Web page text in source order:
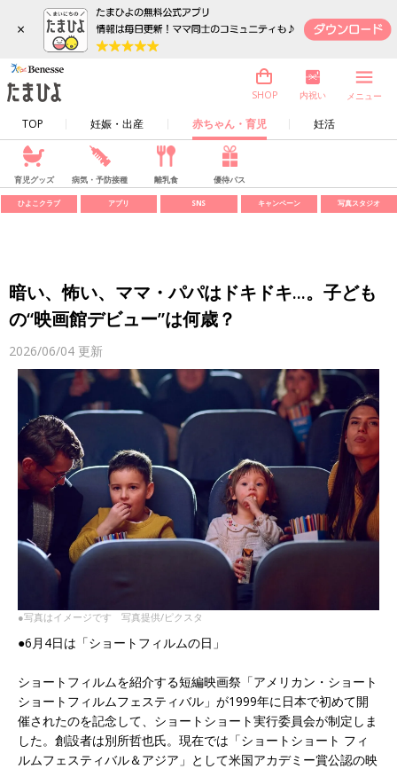
×
TOP 妊娠・出産 赤ちゃん・育児 妊活
SHOP 内祝い メニュー
育児グッズ 病気・予防接種 離乳食 優待パス
ひよこクラブ アプリ SNS キャンペーン 写真スタジオ
暗い、怖い、ママ・パパはドキドキ...。子ども
の“映画館デビュー”は何歳？
2026/06/04 更新
●写真はイメージです 写真提供/ピクスタ
●6月4日は「ショートフィルムの日」
ショートフィルムを紹介する短編映画祭「アメリカン・ショート
ショートフィルムフェスティバル」が1999年に日本で初めて開
催されたのを記念して、ショートショート実行委員会が制定しま
した。創設者は別所哲也氏。現在では「ショートショート フィ
ルムフェスティバル＆アジア」として米国アカデミー賞公認の映